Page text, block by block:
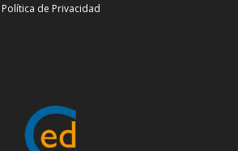
Política de Privacidad